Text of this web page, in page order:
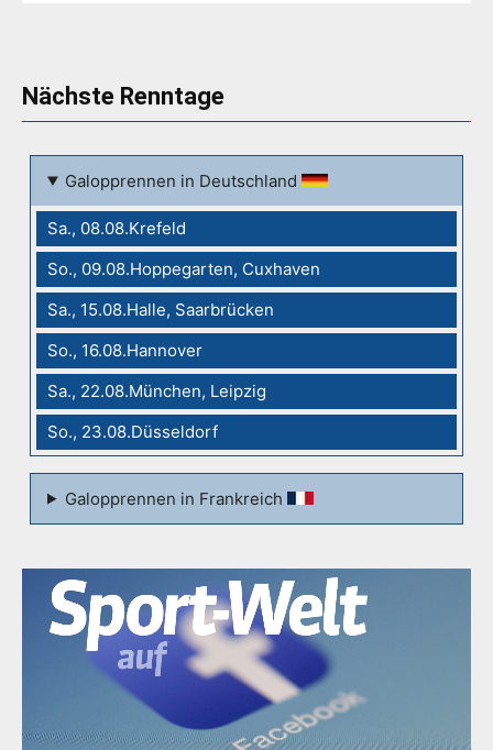
Nächste Renntage
Galopprennen in Deutschland
Sa., 08.08.Krefeld
So., 09.08.Hoppegarten, Cuxhaven
Sa., 15.08.Halle, Saarbrücken
So., 16.08.Hannover
Sa., 22.08.München, Leipzig
So., 23.08.Düsseldorf
Galopprennen in Frankreich